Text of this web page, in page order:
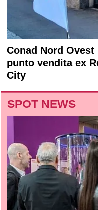
Conad Nord
punto vendita ex
City
SPOT NEWS